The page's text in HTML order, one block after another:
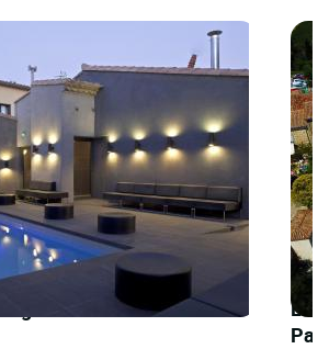
Hôtel de l'Octroi